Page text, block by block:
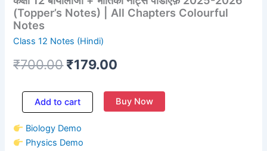
(Topper’s Notes) | All Chapters Colourful
Notes
Class 12 Notes (Hindi)
₹700.00 ₹179.00
Notes
quantity
Add to cart Buy Now
Biology Demo
Physics Demo